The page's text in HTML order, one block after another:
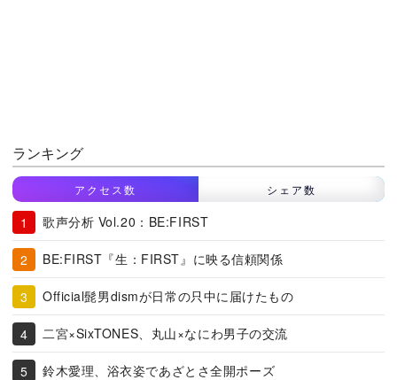
ランキング
アクセス数 シェア数
歌声分析 Vol.20：BE:FIRST
BE:FIRST『生：FIRST』に映る信頼関係
Official髭男dismが日常の只中に届けたもの
二宮×SixTONES、丸山×なにわ男子の交流
鈴木愛理、浴衣姿であざとさ全開ポーズ